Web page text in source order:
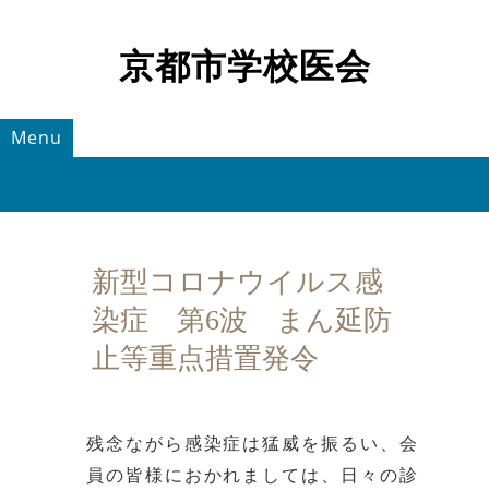
京都市学校医会
Menu
新型コロナウイルス感
染症 第6波 まん延防
止等重点措置発令
残念ながら感染症は猛威を振るい、会
員の皆様におかれましては、日々の診